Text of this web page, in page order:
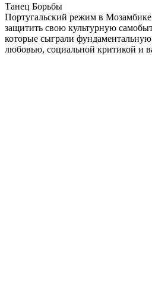
Танец Борьбы
Португальский режим в Мозамбике
защитить свою культурную
которые сыграли
любовью, социальной критикой и